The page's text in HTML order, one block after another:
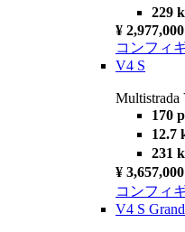
229
¥ 2,977,000
コンフィ
V4 S
Multistrada
170
12.7
231
¥
コンフィ
V4 S